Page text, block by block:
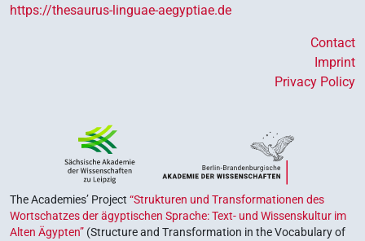
https://thesaurus-linguae-aegyptiae.de
Contact
Imprint
Privacy Policy
The Academies’ Project “Strukturen und Transformationen des
Wortschatzes der ägyptischen Sprache: Text- und Wissenskultur im
Alten Ägypten” (Structure and Transformation in the Vocabulary of